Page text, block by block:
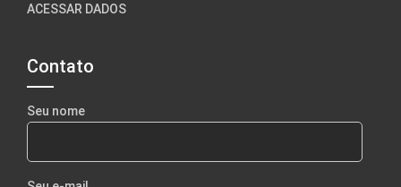
ACESSAR DADOS
Contato
Seu nome